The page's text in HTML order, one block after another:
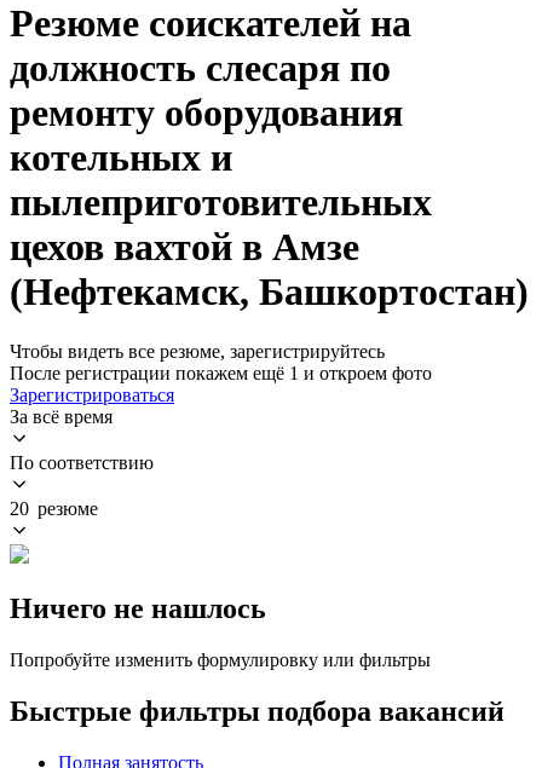
Резюме соискателей на
должность слесаря по
ремонту оборудования
котельных и
пылеприготовительных
цехов вахтой в Амзе
(Нефтекамск, Башкортостан)
Чтобы видеть все резюме, зарегистрируйтесь
После регистрации покажем ещё 1 и откроем фото
Зарегистрироваться
За всё время
По соответствию
20 резюме
Ничего не нашлось
Попробуйте изменить формулировку или фильтры
Быстрые фильтры подбора вакансий
Полная занятость